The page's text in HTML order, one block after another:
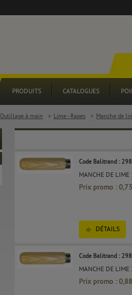
PRODUITS CATALOGUES
Outillage à main > Lime - Rapes > Manche de
Code Balitrand :
MANCHE DE LIME
Prix promo :
DÉTAILS
Code Balitrand :
MANCHE DE LIME
Prix promo :